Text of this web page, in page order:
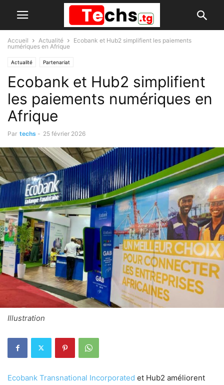
Accueil Actualité
Ecobank et Hub2 simplifient les paiements
numériques en Afrique
Actualité Partenariat
Ecobank et Hub2 simplifient
les paiements numériques en
Afrique
Par techs - 25 février 2026
Illustration
Ecobank Transnational Incorporated et Hub2 améliorent